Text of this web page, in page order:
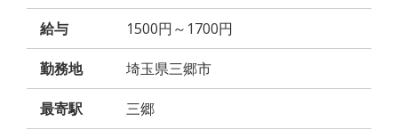
給与 1500円～1700円
勤務地 埼玉県三郷市
最寄駅 三郷